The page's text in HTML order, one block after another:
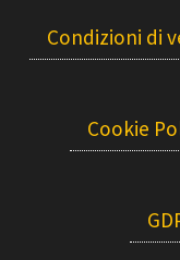
Condizioni di
Cookie